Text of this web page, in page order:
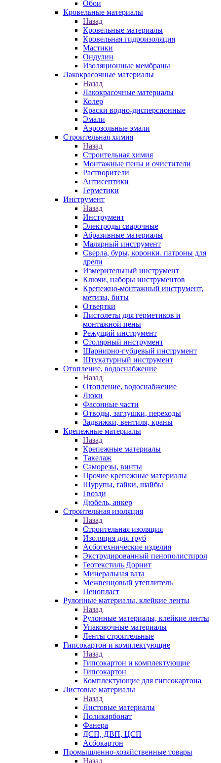
Обои
Кровельные материалы
Назад
Кровельные материалы
Кровельная гидроизоляция
Мастики
Ондулин
Изоляционные мембраны
Лакокрасочные материалы
Назад
Лакокрасочные материалы
Колер
Краски водно-дисперсионные
Эмали
Аэрозольные эмали
Строительная химия
Назад
Строительная химия
Монтажные пены и очистители
Растворители
Антисептики
Герметики
Инструмент
Назад
Инструмент
Электроды сварочные
Абразивные материалы
Малярный инструмент
Сверла, буры, коронки. патроны для
дрели
Измерительный инструмент
Ключи, наборы инструментов
Крепежно-монтажный инструмент,
метизы, биты
Отвертки
Пистолеты для герметиков и
монтажной пены
Режущий инструмент
Столярный инструмент
Шарнирно-губцевый инструмент
Штукатурный инструмент
Отопление, водоснабжение
Назад
Отопление, водоснабжение
Люки
Фасонные части
Отводы, заглушки, переходы
Задвижки, вентиля, краны
Крепежные материалы
Назад
Крепежные материалы
Такелаж
Саморезы, винты
Прочие крепежные материалы
Шурупы, гайки, шайбы
Гвозди
Дюбель, анкер
Строительная изоляция
Назад
Строительная изоляция
Изоляция для труб
Асботехнические изделия
Экструдированный пенополистирол
Геотекстиль Дорнит
Минеральная вата
Межвенцовый утеплитель
Пенопласт
Рулонные материалы, клейкие ленты
Назад
Рулонные материалы, клейкие ленты
Упаковочные материалы
Ленты строительные
Гипсокартон и комплектующие
Назад
Гипсокартон и комплектующие
Гипсокартон
Комплектующие для гипсокартона
Листовые материалы
Назад
Листовые материалы
Поликарбонат
Фанера
ДСП, ДВП, ЦСП
Асбокартон
Промышленно-хозяйственные товары
Назад